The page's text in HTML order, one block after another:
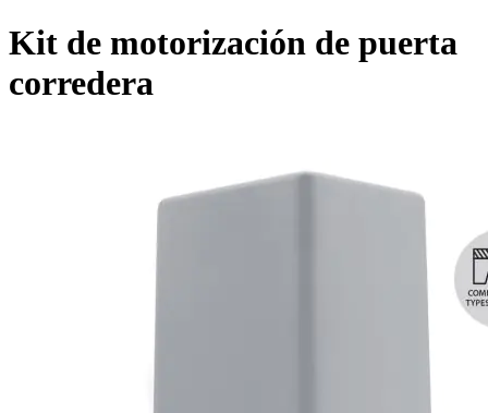
Kit de motorización de puerta
corredera